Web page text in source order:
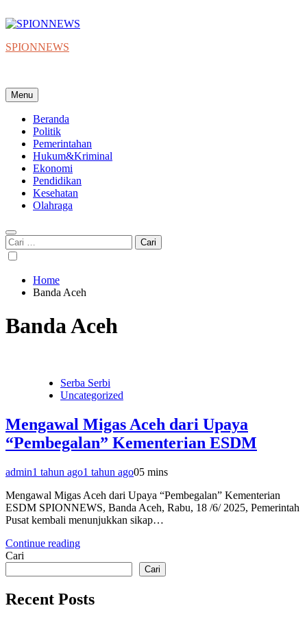
to
SPIONNEWS
Menu
Beranda
Politik
Pemerintahan
Hukum&Kriminal
Ekonomi
Pendidikan
Kesehatan
Olahraga
Cari
untuk:
Home
Banda Aceh
Banda Aceh
Serba Serbi
Uncategorized
Mengawal Migas Aceh dari Upaya
“Pembegalan” Kementerian ESDM
admin1 tahun ago1 tahun ago05 mins
Mengawal Migas Aceh dari Upaya “Pembegalan” Kementerian
ESDM SPIONNEWS, Banda Aceh, Rabu, 18 /6/ 2025, Pemerintah
Pusat kembali menunjukkan sikap…
Continue reading
Cari
Cari
Recent Posts